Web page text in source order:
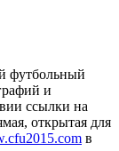
футбольный
и
ссылки на
открытая для
в